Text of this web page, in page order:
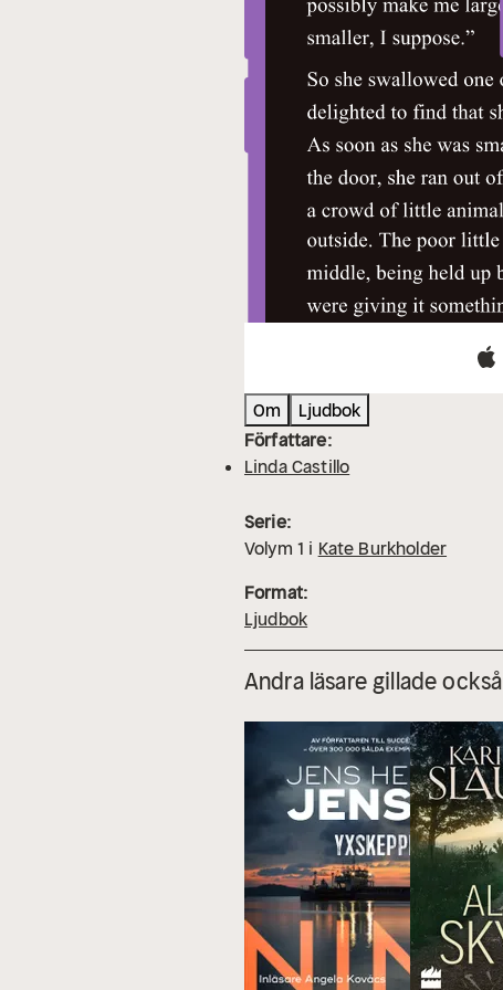
Om
Ljudbok
Författare:
Linda Castillo
Serie:
Volym 1 i Kate Burkholder
Format:
Ljudbok
Andra läsare gillade också